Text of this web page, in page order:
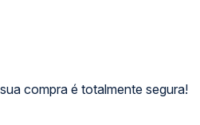
compra é totalmente segura!